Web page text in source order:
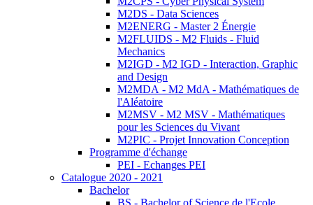
M2DS - Data Sciences
M2ENERG - Master 2 Énergie
M2FLUIDS - M2 Fluids - Fluid
Mechanics
M2IGD - M2 IGD - Interaction, Graphic
and Design
M2MDA - M2 MdA - Mathématiques de
l'Aléatoire
M2MSV - M2 MSV - Mathématiques
pour les Sciences du Vivant
M2PIC - Projet Innovation Conception
Programme d'échange
PEI - Echanges PEI
Catalogue 2020 - 2021
Bachelor
BS - Bachelor of Science de l'Ecole